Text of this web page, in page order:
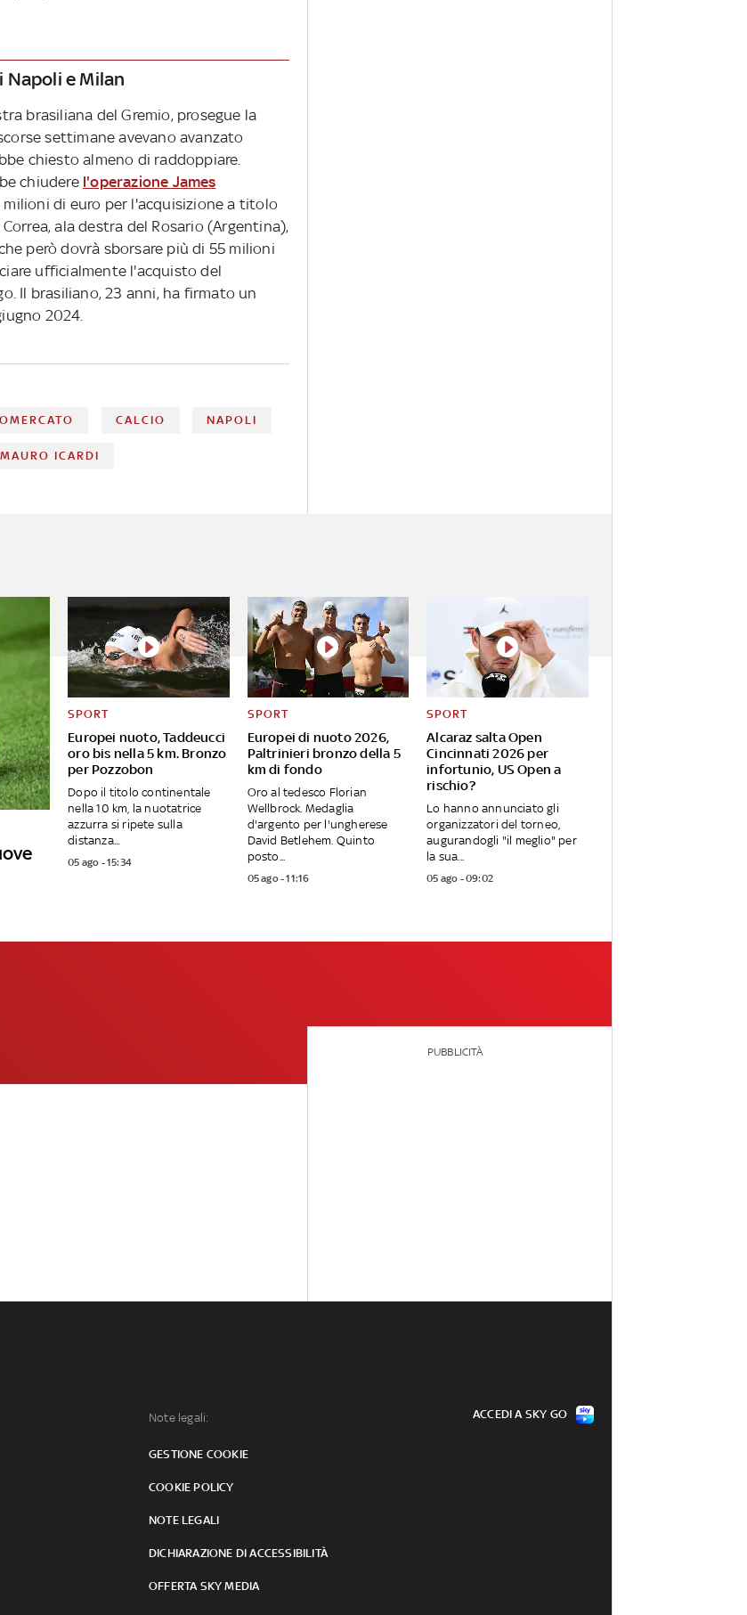
e Milan
brasiliana del Gremio, prosegue la
settimane avevano avanzato
chiesto almeno di raddoppiare.
chiudere l'operazione James
di euro per l'acquisizione a titolo
ala destra del Rosario (Argentina),
però dovrà sborsare più di 55 milioni
ufficialmente l'acquisto del
Il brasiliano, 23 anni, ha firmato un
2024.
CALCIO NAPOLI
MAURO ICARDI
Europei nuoto, Taddeucci
oro bis nella 5 km. Bronzo
per Pozzobon
SPORT
Dopo il titolo continentale
nella 10 km, la nuotatrice
azzurra si ripete sulla
distanza...
05 ago - 15:34
Europei di nuoto 2026,
Paltrinieri bronzo della 5
km di fondo
SPORT
Oro al tedesco Florian
Wellbrock. Medaglia
d'argento per l'ungherese
David Betlehem. Quinto
posto...
05 ago - 11:16
Alcaraz salta Open
Cincinnati 2026 per
infortunio, US Open a
rischio?
SPORT
Lo hanno annunciato gli
organizzatori del torneo,
augurandogli "il meglio" per
la sua...
05 ago - 09:02
PUBBLICITÀ
Note legali:
GESTIONE COOKIE
COOKIE POLICY
NOTE LEGALI
DICHIARAZIONE DI ACCESSIBILITÀ
OFFERTA SKY MEDIA
ACCEDI A SKY GO